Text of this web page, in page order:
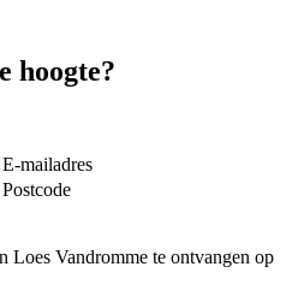
hoogte?
E-mailadres
Postcode
Loes Vandromme te ontvangen op